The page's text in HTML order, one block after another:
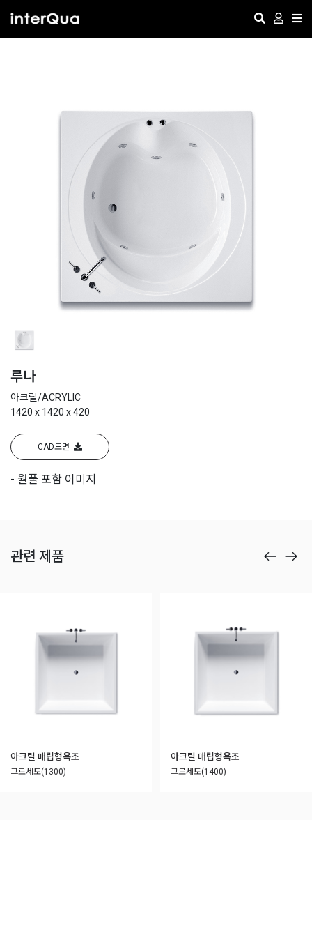
루나
아크릴/ACRYLIC
1420 x 1420 x 420
CAD도면
- 월풀 포함 이미지
관련 제품
아크릴 매립형욕조
그로세토(1300)
아크릴 매립형욕조
그로세토(1400)